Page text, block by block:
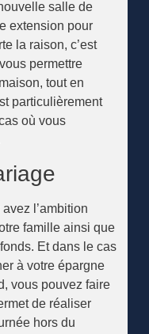
salle de
extension pour
la raison, c’est
permettre
tout en
particulièrement
où vous
l’ambition
famille ainsi que
Et dans le cas
à votre épargne
vous pouvez faire
de réaliser
hors du